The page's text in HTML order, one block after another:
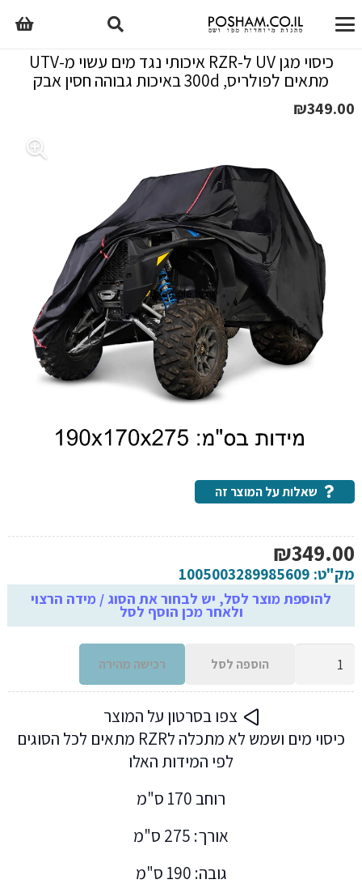
כיסוי מגן UV ל-RZR איכותי נגד מים עשוי מ-UTV
מתאים לפולריס, 300d באיכות גבוהה חסין אבק
₪349.00
שאלות על המוצר זה
₪349.00
מק"ט: 1005003289985609
להוספת מוצר לסל, יש לבחור את הסוג / מידה הרצוי
ולאחר מכן הוסף לסל
UV
הוספה לסל רכישה מהירה
צפו בסרטון על המוצר
כיסוי מים ושמש לא מתכלה לRZR מתאים לכל הסוגים
לפי המידות האלו
רוחב 170 ס"מ
אורך: 275 ס"מ
גובה: 190 ס"מ